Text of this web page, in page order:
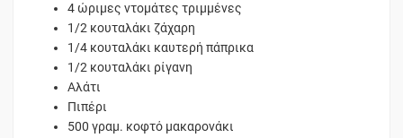
4 ώριμες ντομάτες τριμμένες
1/2 κουταλάκι ζάχαρη
1/4 κουταλάκι καυτερή πάπρικα
1/2 κουταλάκι ρίγανη
Αλάτι
Πιπέρι
500 γραμ. κοφτό μακαρονάκι